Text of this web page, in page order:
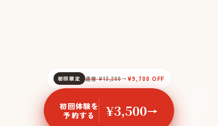
初回限定 通常 ¥13,200→¥9,700 OFF
初回体験を
予約する
¥3,500→